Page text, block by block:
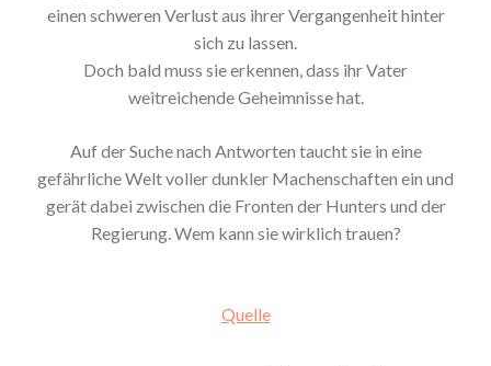
einen schweren Verlust aus ihrer Vergangenheit hinter
sich zu lassen.
Doch bald muss sie erkennen, dass ihr Vater
weitreichende Geheimnisse hat.
Auf der Suche nach Antworten taucht sie in eine
gefährliche Welt voller dunkler Machenschaften ein und
gerät dabei zwischen die Fronten der Hunters und der
Regierung. Wem kann sie wirklich trauen?
Quelle